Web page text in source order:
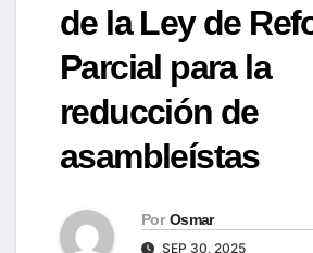
de la Ley de
Parcial para la
reducción de
asambleístas
Por Osmar
SEP 30, 2025